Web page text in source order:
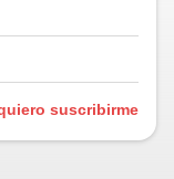
suscribirme